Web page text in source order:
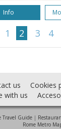
Info
1 2 3 4
us Cookies
with us
Travel Guide|
Rome Metro